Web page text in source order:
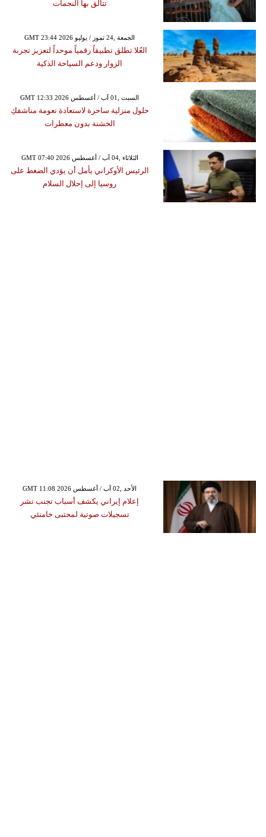
تتألق بها النجمات
GMT 23:44 2026 الجمعة ,24 تموز / يوليو
العُلا تطلق تطبيقاً رقمياً موحداً لتعزيز تجربة
الزوار ودعم السياحة الذكية
GMT 12:33 2026 السبت ,01 آب / أغسطس
حلول منزلية ساحرة لاستعادة نعومة مناشفكِ
الخشنة بدون معطرات
GMT 07:40 2026 الثلاثاء ,04 آب / أغسطس
الرئيس الأوكراني يأمل أن يؤدي الضغط على
روسيا إلى إحلال السلام
GMT 11:08 2026 الأحد ,02 آب / أغسطس
إعلام إيراني يكشف أسباب تجنب نشر
تسجيلات صوتية لمجتبى خامنئي